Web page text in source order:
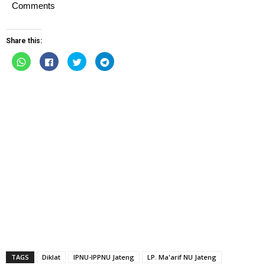
Comments
Share this:
Click
to
share
Click
to
share
Click
to
share
Click
to
TAGS Diklat IPNU-IPPNU Jateng
LP. Ma'arif NU Jateng